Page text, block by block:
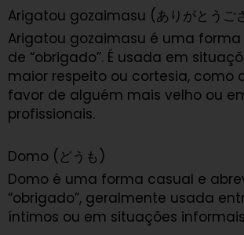
Arigatou gozaimasu (ありがとうご
Arigatou gozaimasu é uma
de “obrigado”. É usada em
maior respeito ou cortesia, como
favor de alguém mais velho ou
profissionais.
Domo (どうも)
Domo é uma forma casual e
“obrigado”, geralmente usada
íntimos ou em situações